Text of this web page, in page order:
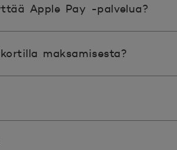
Apple Pay -palvelua?
maksamisesta?